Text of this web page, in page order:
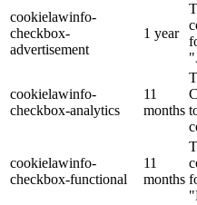
cookielawinfo-
checkbox-
advertisement
1 year
cookielawinfo-
checkbox-analytics
11
months
cookielawinfo-
checkbox-functional
11
months